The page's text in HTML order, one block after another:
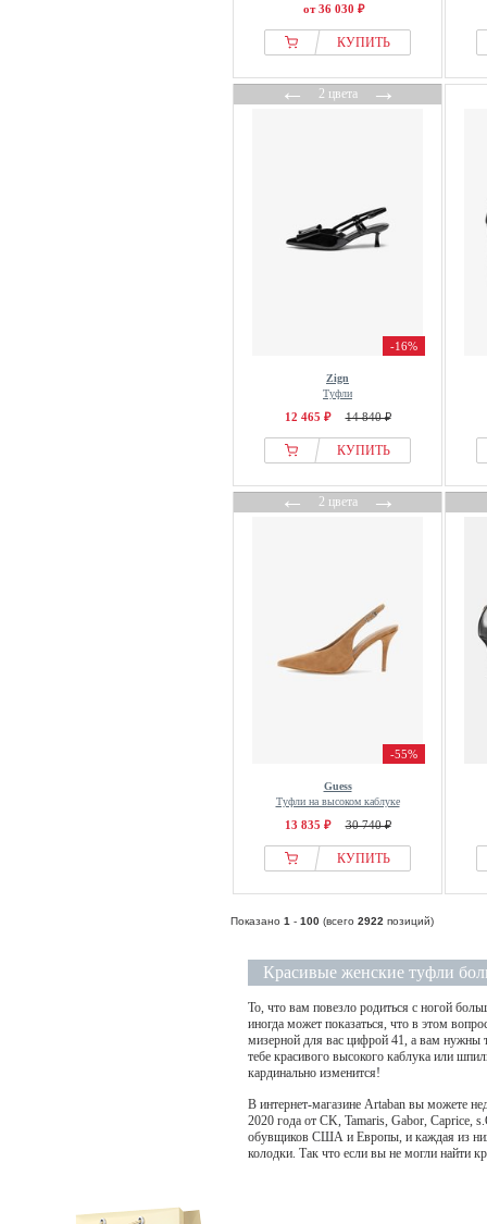
от 36 030 ₽
КУПИТЬ
←2 цвета→
-16%
Zign
Туфли
12 465 ₽ 14 840 ₽
КУПИТЬ
←2 цвета→
-55%
Guess
Туфли на высоком каблуке
13 835 ₽ 30 740 ₽
КУПИТЬ
Показано 1 - 100 (всего 2922 позиций)
Красивые женские туфли
То, что вам повезло родиться с ногой
иногда может показаться, что в этом
мизерной для вас цифрой 41, а вам нужны
тебе красивого высокого каблука или
кардинально изменится!
В интернет-магазине Artaban вы можете
2020 года от CK, Tamaris, Gabor, Caprice,
обувщиков США и Европы, и каждая из
колодки. Так что если вы не могли найти